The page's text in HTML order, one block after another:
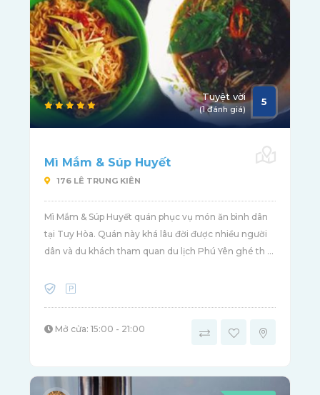
Tuyệt vời
(1 đánh giá)
5
Mì Mắm & Súp Huyết
176 LÊ TRUNG KIÊN
Mì Mắm & Súp Huyết quán phục vụ món ăn bình dân
tại Tuy Hòa. Quán này khá lâu đời được nhiều người
dân và du khách tham quan du lịch Phú Yên ghé th ...
Mở cửa: 15:00 - 21:00